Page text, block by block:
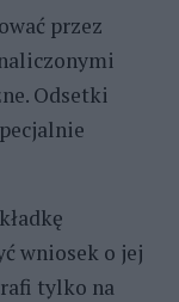
przez
Odsetki
wniosek o jej
tylko na